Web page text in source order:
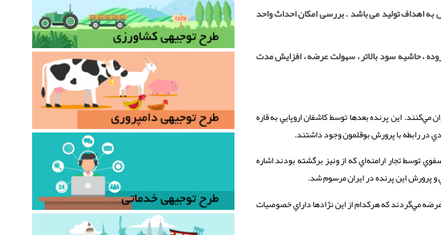
به اهداف تولید می باشد . بررسی امکان احداث واحد
، حاشیه سود بالاتر ، سهولت عرضه ، افزایش مدت
اين پرنده بعدها توسط كاشفان اروپايي به قاره
توسط تجار ارامنه‌اي كه از ونيز برگشته بودند اشاره
و پرورش اين پرنده در ايران مرسوم شد.
مي‌گردند كه هركدام از اين نژادها داراي خصوصيات